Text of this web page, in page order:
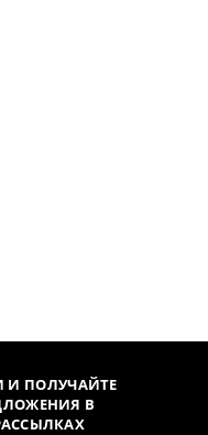
И ПОЛУЧАЙТЕ
В